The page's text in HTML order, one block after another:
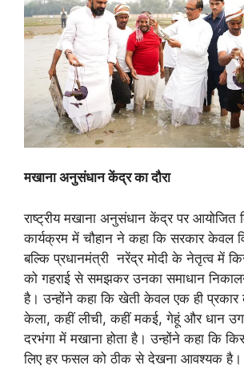
मखाना अनुसंधान केंद्र का दौरा
राष्ट्रीय मखाना अनुसंधान केंद्र पर आयोजित
कार्यक्रम में चौहान ने कहा कि सरकार केवल
बल्कि प्रधानमंत्री नरेंद्र मोदी के नेतृत्व में
को गहराई से समझकर उनका समाधान
है। उन्होंने कहा कि खेती केवल एक ही प्रकार
केला, कहीं लीची, कहीं मकई, गेहूं और धान
दरभंगा में मखाना होता है। उन्होंने कहा कि
लिए हर फसल को ठीक से देखना आवश्यक है।